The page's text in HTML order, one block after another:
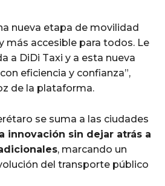
nueva etapa de movilidad
más accesible para todos. Le
a DiDi Taxi y a esta nueva
eficiencia y confianza”,
de la plataforma.
se suma a las ciudades
innovación sin dejar atrás a
, marcando un
del transporte público